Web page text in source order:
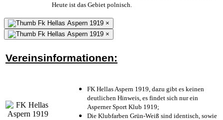
Heute ist das Gebiet polnisch.
×
×
Vereinsinformationen:
FK Hellas Aspern 1919, dazu gibt es keinen
deutlichen Hinweis, es findet sich nur ein
Asperner Sport Klub 1919;
Die Klubfarben Grün-Weiß sind identisch, sowie